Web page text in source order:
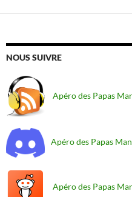
NOUS SUIVRE
Apéro des Papas
Apéro des Papas
Apéro des Papas